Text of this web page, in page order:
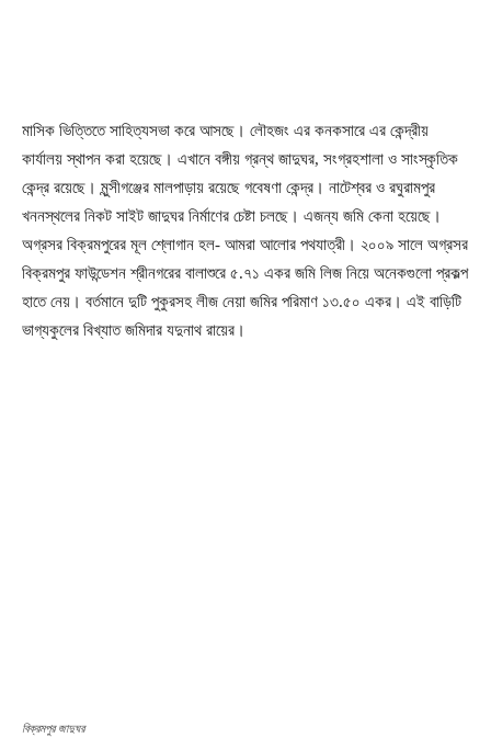
মাসিক ভিত্তিতে সাহিত্যসভা করে আসছে। লৌহজং এর কনকসারে এর কেন্দ্রীয়
কার্যালয় স্থাপন করা হয়েছে। এখানে বঙ্গীয় গ্রন্থ জাদুঘর, সংগ্রহশালা ও সাংস্কৃতিক
কেন্দ্র রয়েছে। মুন্সীগঞ্জের মালপাড়ায় রয়েছে গবেষণা কেন্দ্র। নাটেশ্বর ও রঘুরামপুর
খননস্থলের নিকট সাইট জাদুঘর নির্মাণের চেষ্টা চলছে। এজন্য জমি কেনা হয়েছে।
অগ্রসর বিক্রমপুরের মূল শ্লোগান হল- আমরা আলোর পথযাত্রী। ২০০৯ সালে অগ্রসর
বিক্রমপুর ফাউন্ডেশন শ্রীনগরের বালাশুরে ৫.৭১ একর জমি লিজ নিয়ে অনেকগুলো প্রকল্প
হাতে নেয়। বর্তমানে দুটি পুকুরসহ লীজ নেয়া জমির পরিমাণ ১৩.৫০ একর। এই বাড়িটি
ভাগ্যকুলের বিখ্যাত জমিদার যদুনাথ রায়ের।
বিক্রমপুর জাদুঘর